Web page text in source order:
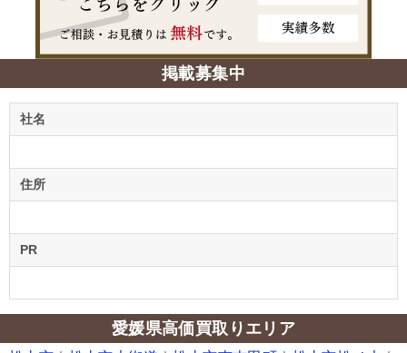
掲載募集中
社名
住所
PR
愛媛県高価買取りエリア